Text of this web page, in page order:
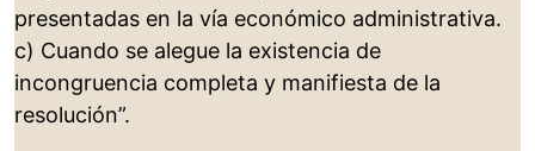
presentadas en la vía económico administrativa.
c) Cuando se alegue la existencia de
incongruencia completa y manifiesta de la
resolución”.